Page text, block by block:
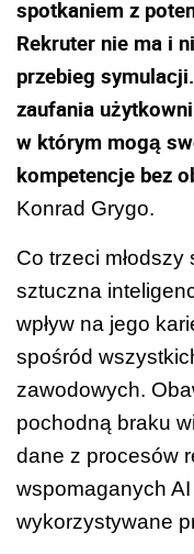
spotkaniem z
Rekruter nie ma i
przebieg
zaufania
w którym mogą
kompetencje bez
Konrad Grygo.
Co trzeci
sztuczna
wpływ na jego
spośród
zawodowych.
pochodną braku
dane z procesów
wspomaganych
wykorzystywane